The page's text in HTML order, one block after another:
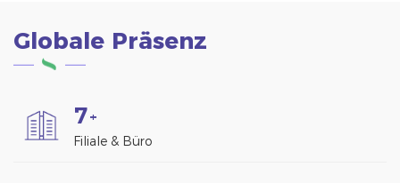
Globale Präsenz
7+
Filiale & Büro